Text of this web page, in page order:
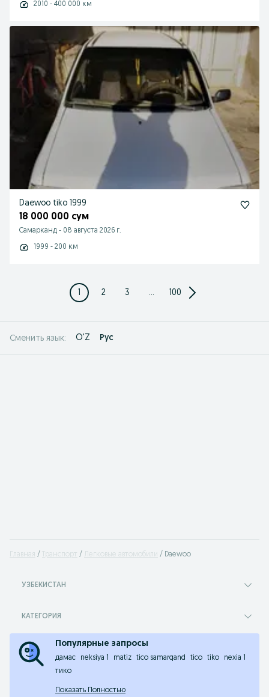
2010 - 400 000 км
Daewoo tiko 1999
18 000 000 сум
Самарканд - 08 августа 2026 г.
1999 - 200 км
1 2 3 ... 100
Сменить язык: O'Z Рус
Главная Транспорт Легковые автомобили Daewoo
УЗБЕКИСТАН
КАТЕГОРИЯ
Популярные запросы
дамас neksiya 1 matiz tico samarqand tico tiko
nexia 1
тико
Показать Полностью